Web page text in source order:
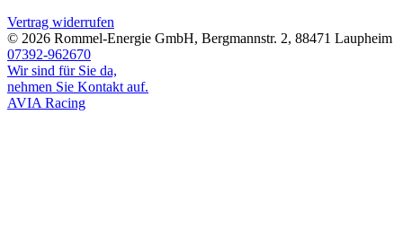
Vertrag widerrufen
© 2026 Rommel-Energie GmbH, Bergmannstr. 2, 88471 Laupheim
07392-962670
Wir sind für Sie da,
nehmen Sie Kontakt auf.
AVIA Racing